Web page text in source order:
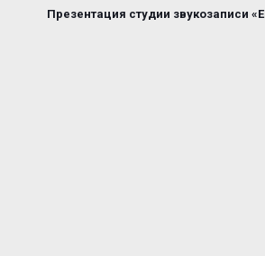
Презентация студии звукозаписи